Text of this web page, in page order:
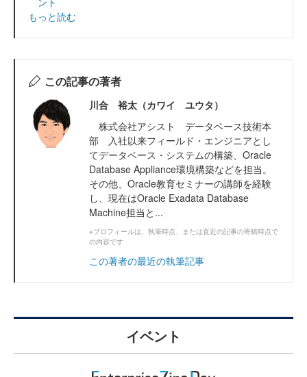
もっと読む
この記事の著者
川合 裕太（カワイ ユウタ）
株式会社アシスト データベース技術本
部 入社以来フィールド・エンジニアとし
てデータベース・システムの構築、Oracle
Database Appliance環境構築などを担当。
その他、Oracle教育セミナーの講師を経験
し、現在はOracle Exadata Database
Machine担当と...
※プロフィールは、執筆時点、または直近の記事の寄稿時点で
の内容です
この著者の最近の執筆記事
イベント